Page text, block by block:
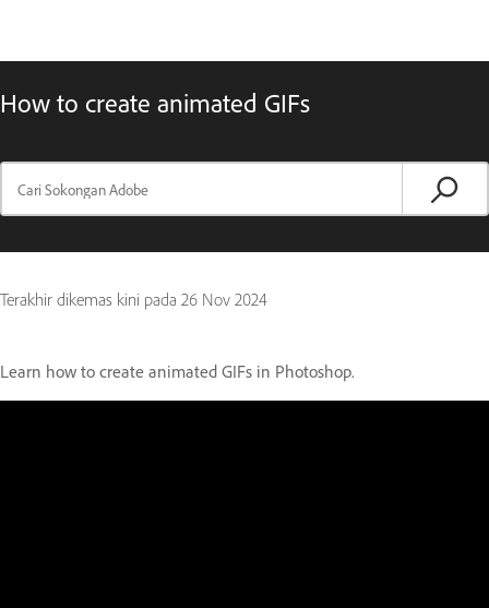
How to create animated GIFs
Terakhir dikemas kini pada 26 Nov 2024
Learn how to create animated GIFs in Photoshop.